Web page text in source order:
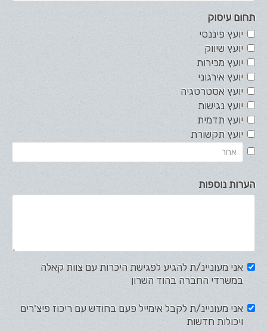
תחום עיסוק
יועץ פיננסי
יועץ שיווק
יועץ מכירות
יועץ אירגוני
יועץ אסטרטגיה
יועץ נגישות
יועץ תדמית
יועץ תקשורת
הערות נוספות
אני מעוניינ/ת להגיע לפגישת היכרות עם צוות קאלה
במשרדי החברה בהוד השרון
אני מעוניינ/ת לקבל אימייל פעם בחודש עם ריכוז פיצ'רים
ויכולות חדשות